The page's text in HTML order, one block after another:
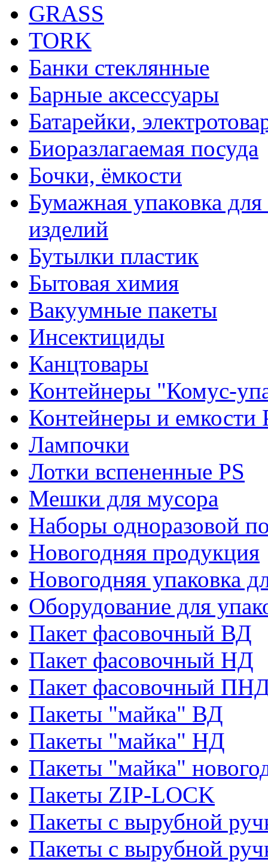
GRASS
TORK
Банки стеклянные
Барные аксессуары
Батарейки,
Биоразлагаемая посуда
Бочки, ёмкости
Бумажная упаковка
изделий
Бутылки пластик
Бытовая химия
Вакуумные пакеты
Инсектициды
Канцтовары
Контейнеры "Комус-
Контейнеры и емкости
Лампочки
Лотки вспененные PS
Мешки для мусора
Наборы одноразовой
Новогодняя продукция
Новогодняя упаковка
Оборудование для
Пакет фасовочный ВД
Пакет фасовочный НД
Пакет фасовочный
Пакеты "майка" ВД
Пакеты "майка" НД
Пакеты "майка"
Пакеты ZIP-LOCK
Пакеты с вырубной
Пакеты с вырубной